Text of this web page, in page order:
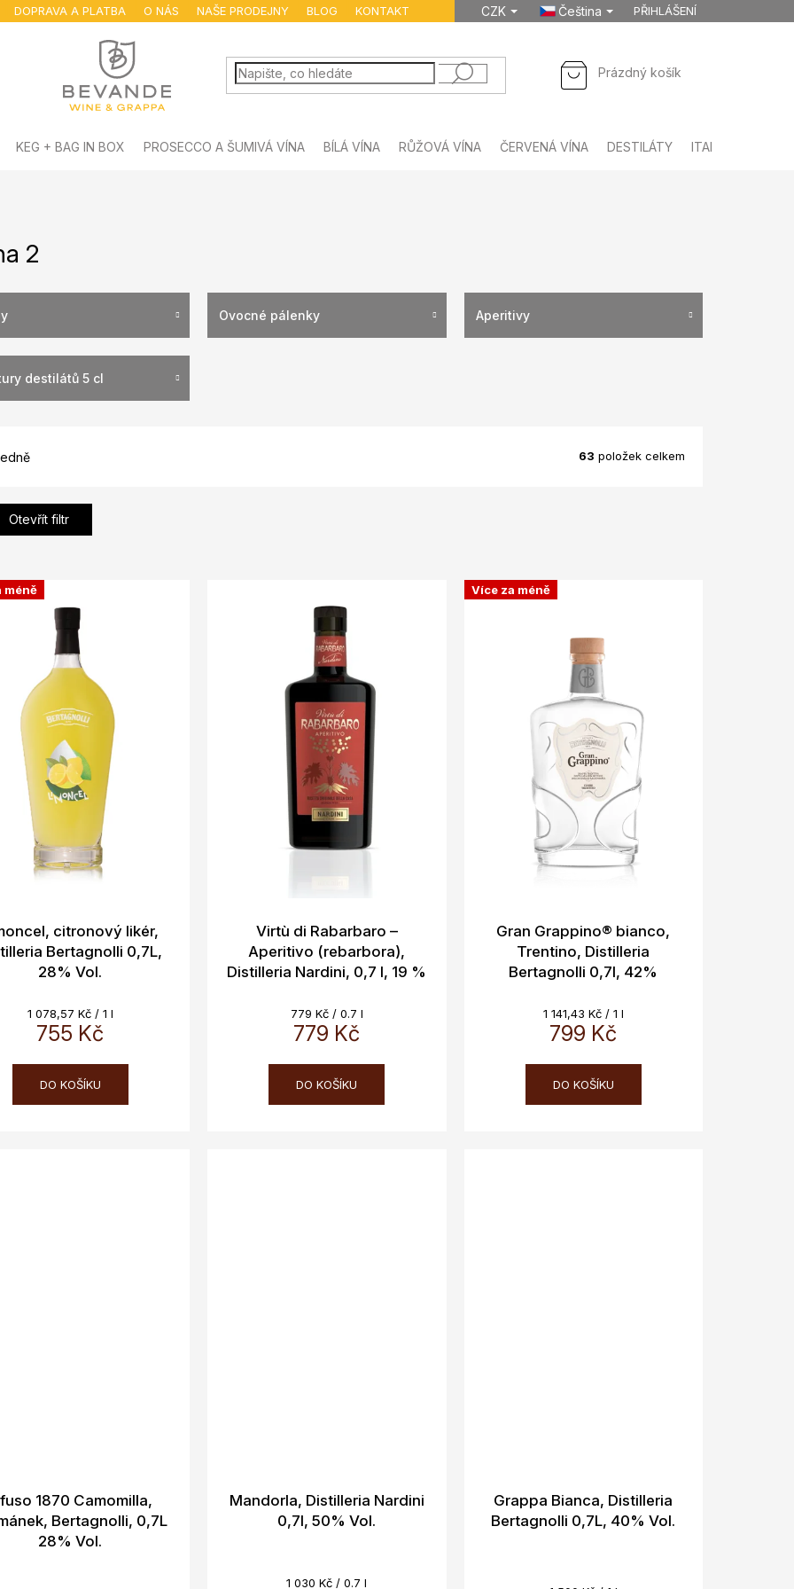
DOPRAVA A PLATBA O NÁS NAŠE PRODEJNY BLOG KONTAKT CZK Čeština PŘIHLÁŠENÍ
NÁKUPNÍ
Prázdný košík
KEG + BAG IN BOX PROSECCO A ŠUMIVÁ VÍNA BÍLÁ VÍNA RŮŽOVÁ VÍNA ČERVENÁ VÍNA DESTILÁTY ITALSKÉ NÁPOJE
2
Ovocné pálenky Aperitivy
destilátů 5 cl
63 položek celkem
Otevřít filtr
méně
citronový likér,
Bertagnolli 0,7L,
28% Vol.
755 Kč
Měrná
cena:
1 078,57 Kč / 1 l
DO KOŠÍKU
Virtù di Rabarbaro –
Aperitivo (rebarbora),
Distilleria Nardini, 0,7 l, 19 %
779 Kč
Měrná
cena:
779 Kč / 0.7 l
DO KOŠÍKU
Více za méně
Gran Grappino® bianco,
Trentino, Distilleria
Bertagnolli 0,7l, 42%
799 Kč
Měrná
cena:
1 141,43 Kč / 1 l
DO KOŠÍKU
1870 Camomilla,
Bertagnolli, 0,7L
28% Vol.
Mandorla, Distilleria Nardini
0,7l, 50% Vol.
Měrná
1 030 Kč / 0.7 l
Grappa Bianca, Distilleria
Bertagnolli 0,7L, 40% Vol.